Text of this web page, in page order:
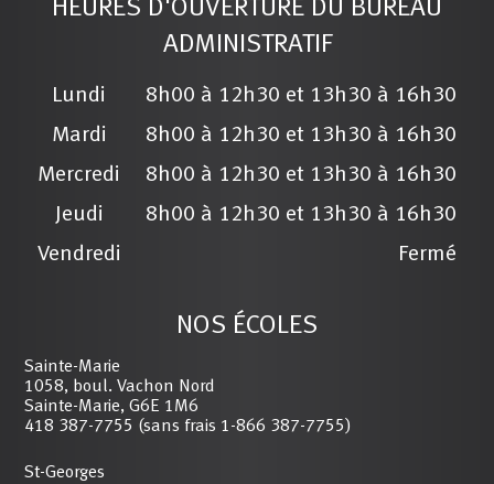
HEURES D'OUVERTURE DU BUREAU
ADMINISTRATIF
Lundi
Mardi
Mercredi
Jeudi
Vendredi
8h00 à 12h30 et 13h30 à 16h30
8h00 à 12h30 et 13h30 à 16h30
8h00 à 12h30 et 13h30 à 16h30
8h00 à 12h30 et 13h30 à 16h30
Fermé
NOS ÉCOLES
Sainte-Marie
1058, boul. Vachon Nord
Sainte-Marie, G6E 1M6
418 387-7755 (sans frais 1-866 387-7755)
St-Georges